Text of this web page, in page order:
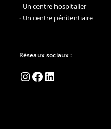
- Un centre hospitalier
- Un centre pénitentiaire
Réseaux sociaux :
Instagram
Facebook
LinkedIn